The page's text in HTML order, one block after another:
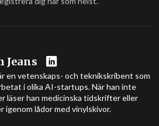
Jeans
en vetenskaps- och teknikskribent som
i olika AI-startups. När han inte
läser han medicinska tidskrifter eller
igenom lådor med vinylskivor.